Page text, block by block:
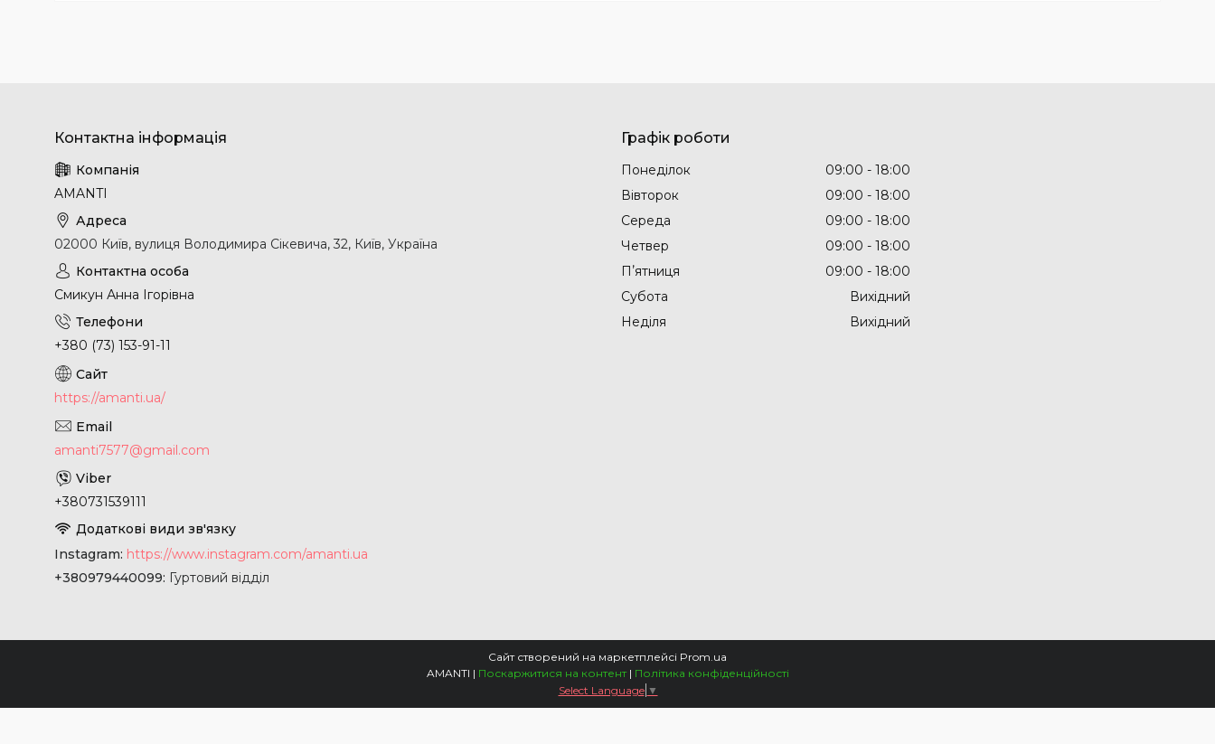
AMANTI
02000 Київ, вулиця Володимира Сікевича, 32, Київ, Україна
Смикун Анна Ігорівна
+380 (73) 153-91-11
https://amanti.ua/
amanti7577@gmail.com
+380731539111
Instagram https://www.instagram.com/amanti.ua
+380979440099 Гуртовий відділ
Графік роботи
Понеділок 09:00
18:00
Вівторок
09:00
18:00
Середа
09:00
18:00
Четвер
09:00
18:00
Пʼятниця
09:00
18:00
Субота
Вихідний
Неділя
Вихідний
Сайт створений на маркетплейсі Prom.ua
AMANTI | Поскаржитися на контент | Політика конфіденційності
Select Language ▼